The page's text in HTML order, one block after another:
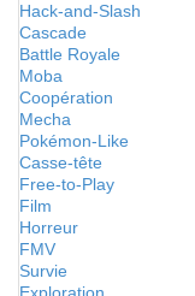
Hack-and-Slash
Cascade
Battle Royale
Moba
Coopération
Mecha
Pokémon-Like
Casse-tête
Free-to-Play
Film
Horreur
FMV
Survie